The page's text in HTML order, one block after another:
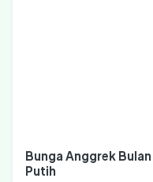
Bunga Anggrek Bulan
Putih